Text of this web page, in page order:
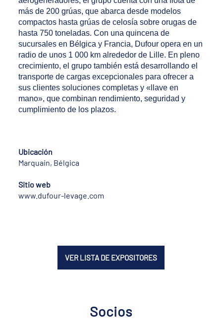
más de 200 grúas, que abarca desde modelos
compactos hasta grúas de celosía sobre orugas de
hasta 750 toneladas. Con una quincena de
sucursales en Bélgica y Francia, Dufour opera en un
radio de unos 1 000 km alrededor de Lille. En pleno
crecimiento, el grupo también está desarrollando el
transporte de cargas excepcionales para ofrecer a
sus clientes soluciones completas y «llave en
mano», que combinan rendimiento, seguridad y
cumplimiento de los plazos.
Ubicación
Marquain, Bélgica
Sitio web
www.dufour-levage.com
VER LISTA DE EXPOSITORES
Socios